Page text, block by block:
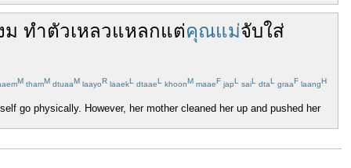
ม ทำตัวเหลวแหลกแต่คุณแม่จับใส่
M thamM dtuaaM laayoR laaekL dtaaeL khoonM maaeF japL saiL dtaL graaF laangH
go physically. However, her mother cleaned her up and pushed her